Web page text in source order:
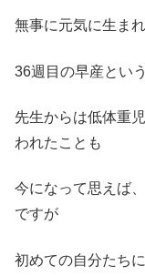
無事に元気に生ま
36週目の早産とい
先生からは低体重
われたことも
今になって思えば
ですが
初めての自分たち